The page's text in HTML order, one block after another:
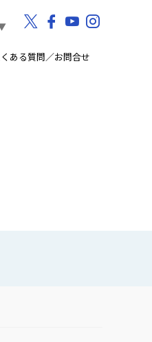
ある質問／お問合せ